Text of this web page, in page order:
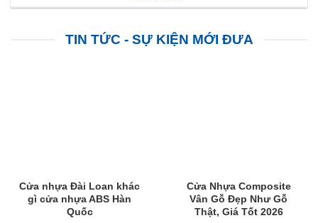
TIN TỨC - SỰ KIỆN MỚI ĐƯA
Cửa nhựa Đài Loan khác
gì cửa nhựa ABS Hàn
Quốc
Cửa Nhựa Composite
Vân Gỗ Đẹp Như Gỗ
Thật, Giá Tốt 2026